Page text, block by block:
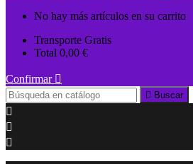
No hay más artículos en su carrito
Transporte Gratis
Total 0,00 €
Confirmar 
 Buscar


